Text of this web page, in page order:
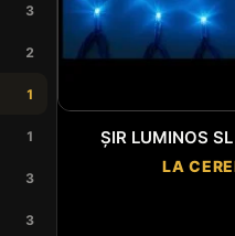
3
2
1
1
3
3
ȘIR LUMINOS
LA